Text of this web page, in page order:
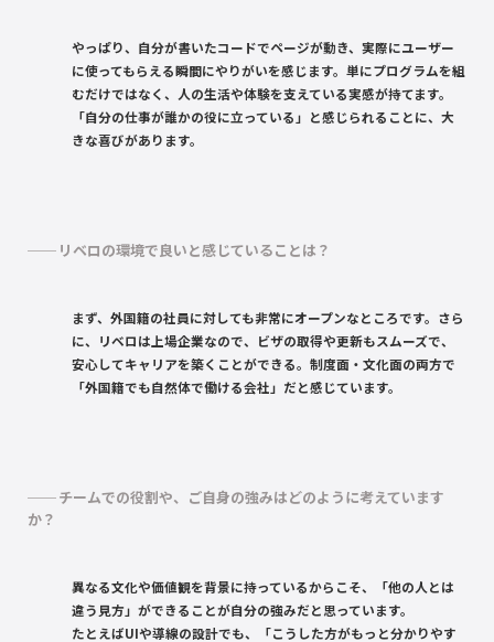
やっぱり、自分が書いたコードでページが動き、実際にユーザー
に使ってもらえる瞬間にやりがいを感じます。単にプログラムを組
むだけではなく、人の生活や体験を支えている実感が持てます。
「自分の仕事が誰かの役に立っている」と感じられることに、大
きな喜びがあります。
リベロの環境で良いと感じていることは？
まず、外国籍の社員に対しても非常にオープンなところです。さら
に、リベロは上場企業なので、ビザの取得や更新もスムーズで、
安心してキャリアを築くことができる。制度面・文化面の両方で
「外国籍でも自然体で働ける会社」だと感じています。
チームでの役割や、ご自身の強みはどのように考えています
か？
異なる文化や価値観を背景に持っているからこそ、「他の人とは
違う見方」ができることが自分の強みだと思っています。
たとえばUIや導線の設計でも、「こうした方がもっと分かりやす